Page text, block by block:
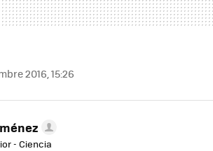
2016, 15:26
- Ciencia